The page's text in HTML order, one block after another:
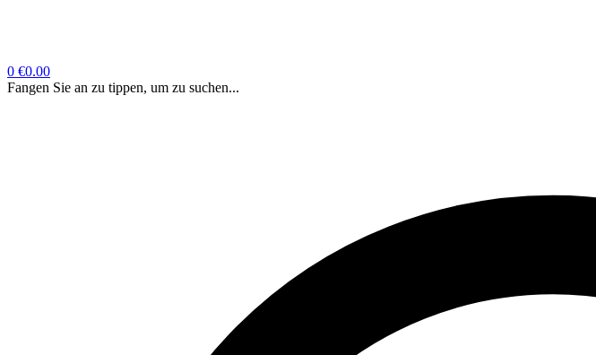
0 €0.00
Fangen Sie an zu tippen, um zu suchen...